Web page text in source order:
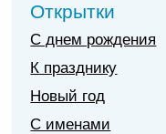
Открытки
С днем рождения
К празднику
Новый год
С именами